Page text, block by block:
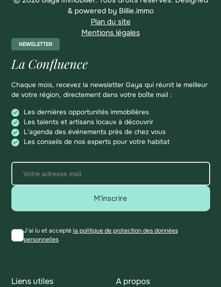
NEWSLETTER
La Confluence
Chaque mois, recevez la newsletter Gaya qui réunit le meilleur
de votre région, directement dans votre boîte mail :
Les dernières opportunités immobilières
Les talents et artisans locaux à découvrir
L'agenda des événements près de chez vous
Les conseils de nos experts pour votre habitat
M'inscrire
J'ai lu et acceptéla politique de protection des données
personnelles
Liens utiles A propos
& powered by Billie.immo
Plan du site
Mentions légales